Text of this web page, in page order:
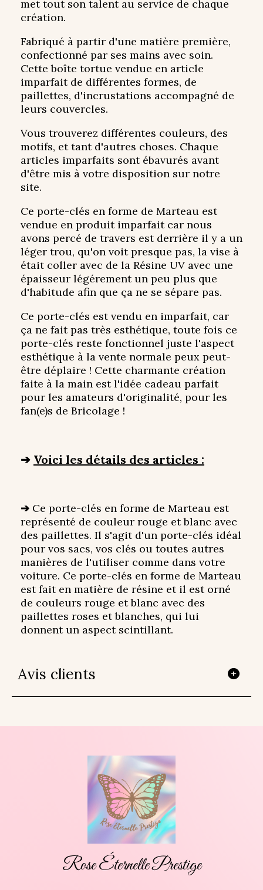
met tout son talent au service de chaque
création.
Fabriqué à partir d'une matière première,
confectionné par ses mains avec soin.
Cette boîte tortue vendue en article
imparfait de différentes formes, de
paillettes, d'incrustations accompagné de
leurs couvercles.
Vous trouverez différentes couleurs, des
motifs, et tant d'autres choses. Chaque
articles imparfaits sont ébavurés avant
d'être mis à votre disposition sur notre
site.
Ce porte-clés en forme de Marteau est
vendue en produit imparfait car nous
avons percé de travers est derrière il y a un
léger trou, qu'on voit presque pas, la vise à
était coller avec de la Résine UV avec une
épaisseur légérement un peu plus que
d'habitude afin que ça ne se sépare pas.
Ce porte-clés est vendu en imparfait, car
ça ne fait pas très esthétique, toute fois ce
porte-clés reste fonctionnel juste l'aspect
esthétique à la vente normale peux peut-
être déplaire ! Cette charmante création
faite à la main est l'idée cadeau parfait
pour les amateurs d'originalité, pour les
fan(e)s de Bricolage !
➔ Voici les détails des articles :
➔ Ce porte-clés en forme de Marteau est
représenté de couleur rouge et blanc avec
des paillettes. Il s'agit d'un porte-clés idéal
pour vos sacs, vos clés ou toutes autres
manières de l'utiliser comme dans votre
voiture. Ce porte-clés en forme de Marteau
est fait en matière de résine et il est orné
de couleurs rouge et blanc avec des
paillettes roses et blanches, qui lui
donnent un aspect scintillant.
Avis clients
Rose Éternelle Prestige